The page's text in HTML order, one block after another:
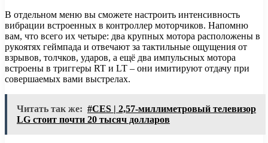
В отдельном меню вы сможете настроить интенсивность
вибрации встроенных в контроллер моторчиков. Напомню
вам, что всего их четыре: два крупных мотора расположены в
рукоятях геймпада и отвечают за тактильные ощущения от
взрывов, толчков, ударов, а ещё два импульсных мотора
встроены в триггеры RT и LT – они имитируют отдачу при
совершаемых вами выстрелах.
Читать так же: #CES | 2,57-миллиметровый телевизор
LG стоит почти 20 тысяч долларов